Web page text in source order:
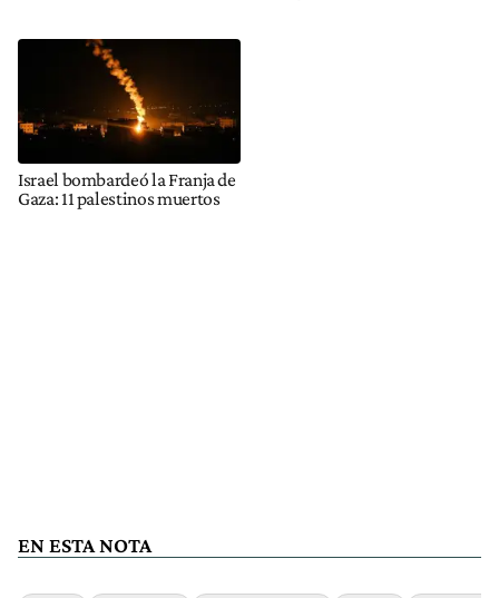
Israel bombardeó la Franja de
Gaza: 11 palestinos muertos
EN ESTA NOTA